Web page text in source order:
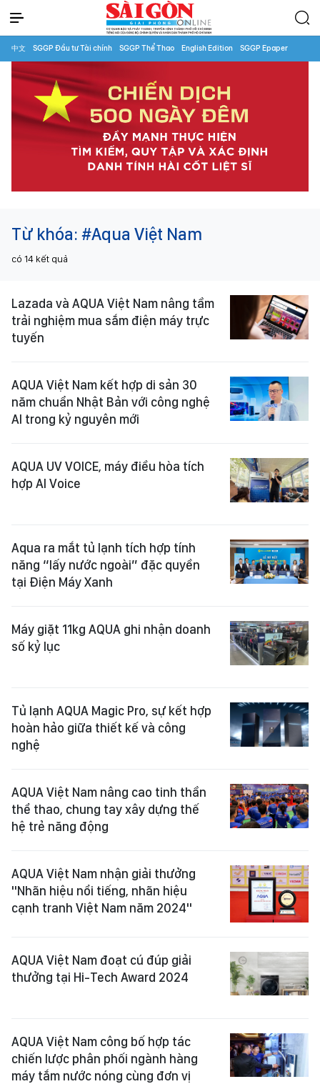
中文 SGGP Đầu tư Tài chính SGGP Thể Thao English Edition SGGP Epaper
Từ khóa: #Aqua Việt Nam
có 14 kết quả
Lazada và AQUA Việt Nam nâng tầm
trải nghiệm mua sắm điện máy trực
tuyến
AQUA Việt Nam kết hợp di sản 30
năm chuẩn Nhật Bản với công nghệ
AI trong kỷ nguyên mới
AQUA UV VOICE, máy điều hòa tích
hợp AI Voice
Aqua ra mắt tủ lạnh tích hợp tính
năng “lấy nước ngoài” đặc quyền
tại Điện Máy Xanh
Máy giặt 11kg AQUA ghi nhận doanh
số kỷ lục
Tủ lạnh AQUA Magic Pro, sự kết hợp
hoàn hảo giữa thiết kế và công
nghệ
AQUA Việt Nam nâng cao tinh thần
thể thao, chung tay xây dựng thế
hệ trẻ năng động
AQUA Việt Nam nhận giải thưởng
"Nhãn hiệu nổi tiếng, nhãn hiệu
cạnh tranh Việt Nam năm 2024"
AQUA Việt Nam đoạt cú đúp giải
thưởng tại Hi-Tech Award 2024
AQUA Việt Nam công bố hợp tác
chiến lược phân phối ngành hàng
máy tắm nước nóng cùng đơn vị